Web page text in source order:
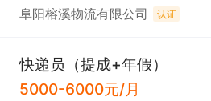
阜阳榕溪物流有限公司 认证
快递员（提成+年假）
5000-6000元/月